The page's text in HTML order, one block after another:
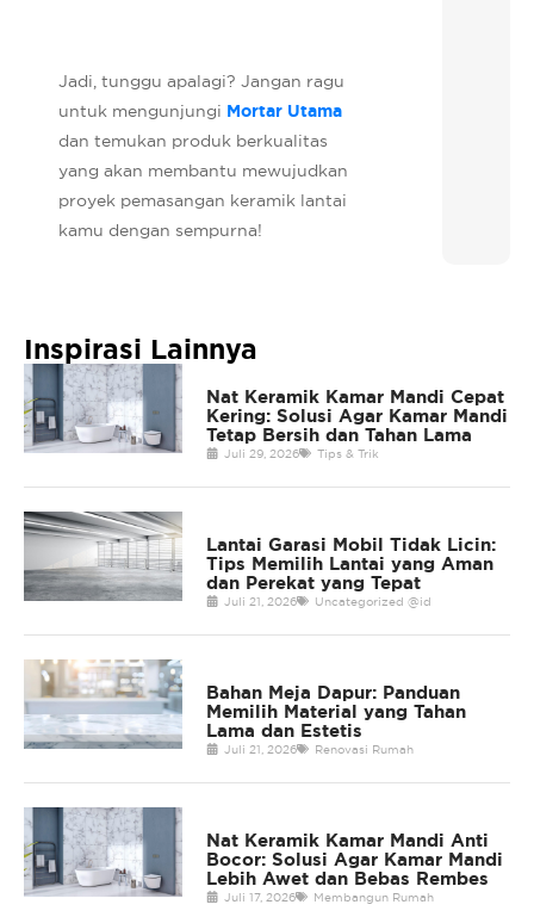
Jadi, tunggu apalagi? Jangan ragu
untuk mengunjungi Mortar Utama
dan temukan produk berkualitas
yang akan membantu mewujudkan
proyek pemasangan keramik lantai
kamu dengan sempurna!
Inspirasi Lainnya
Nat Keramik Kamar Mandi Cepat
Kering: Solusi Agar Kamar Mandi
Tetap Bersih dan Tahan Lama
Juli 29, 2026 Tips & Trik
Lantai Garasi Mobil Tidak Licin:
Tips Memilih Lantai yang Aman
dan Perekat yang Tepat
Juli 21, 2026 Uncategorized @id
Bahan Meja Dapur: Panduan
Memilih Material yang Tahan
Lama dan Estetis
Juli 21, 2026 Renovasi Rumah
Nat Keramik Kamar Mandi Anti
Bocor: Solusi Agar Kamar Mandi
Lebih Awet dan Bebas Rembes
Juli 17, 2026 Membangun Rumah